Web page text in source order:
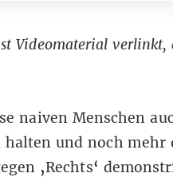
Videomaterial verlinkt,
naiven Menschen
und noch mehr
‚Rechts‘